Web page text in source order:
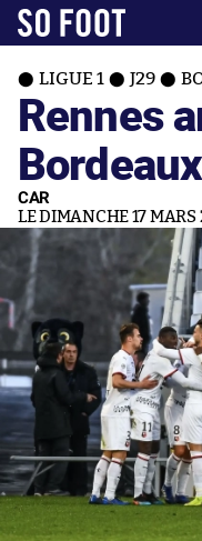
LIGUE 1 J29
Rennes
Bordeaux
CAR
LE DIMANCHE 17 MARS